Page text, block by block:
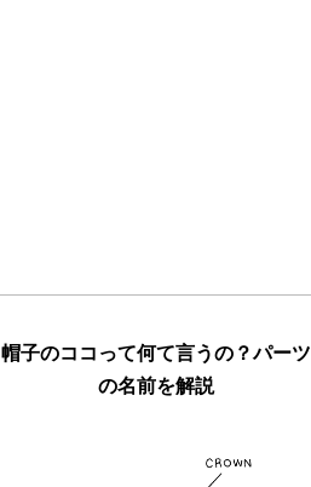
帽子のココって何て言うの？パーツ
の名前を解説